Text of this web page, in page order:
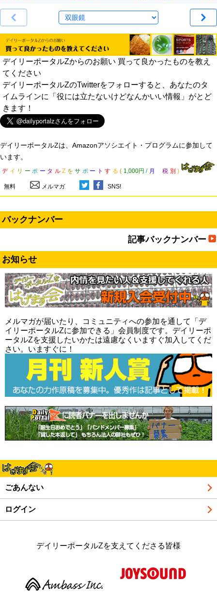
デイリーポータルZからのお願い 買って良かったものを教え
てください
デイリーポータルZのTwitterをフォローすると、あなたのタ
イムラインに「役には立たないけどなんかいい情報」がとど
きます！
デイリーポータルZは、Amazonアソシエイト・プログラムに参加して
います。
デ イ リ ー ポ ー タ ル Z を サ ポ ー ト す る ( 1,000円 / 月 税 別 )
無料 メルマガ SNS!
バックナンバー
記事バックナンバー
お知らせ
メルマガが届いたり、コミュニティへの参加を通して「デ
イリーポータルZに参加できる」会員制度です。デイリーポ
ータルZを支援したいかたは遠慮なくいますぐ加入してくだ
さい。いますぐに！
ごあんない
ログイン
デイリーポータルZを支えてくださる皆様